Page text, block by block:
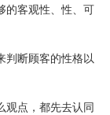
的客观性、性、可
断顾客的性格以
点，都先去认同